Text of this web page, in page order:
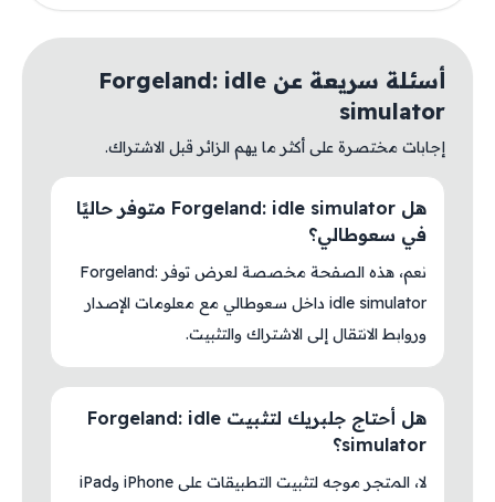
أسئلة سريعة عن Forgeland: idle
simulator
إجابات مختصرة على أكثر ما يهم الزائر قبل الاشتراك.
هل Forgeland: idle simulator متوفر حاليًا
في سعوطالي؟
نعم، هذه الصفحة مخصصة لعرض توفر Forgeland:
idle simulator داخل سعوطالي مع معلومات الإصدار
وروابط الانتقال إلى الاشتراك والتثبيت.
هل أحتاج جلبريك لتثبيت Forgeland: idle
simulator؟
لا، المتجر موجه لتثبيت التطبيقات على iPhone وiPad